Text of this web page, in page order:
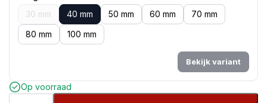
30 mm 40 mm 50 mm 60 mm
70 mm
80 mm
100 mm
Bekijk variant
Op voorraad